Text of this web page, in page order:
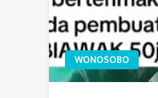
WONOSOBO